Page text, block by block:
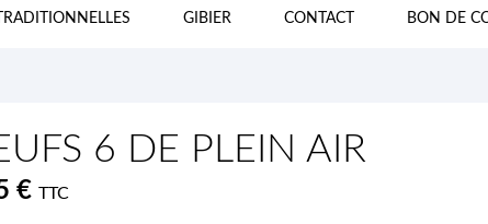
GIBIER CONTACT BON DE
6 DE PLEIN AIR
€ TTC